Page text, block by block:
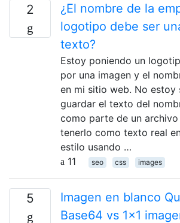
2
¿El nombre de la
logotipo debe ser
texto?
Estoy poniendo un
por una imagen y el
en mi sitio web. No estoy
guardar el texto del
como parte de un
tenerlo como texto real
estilo usando …
11
seo css images
5
Imagen en blanco
Base64 vs 1x1